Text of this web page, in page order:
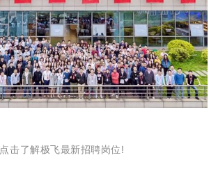
点击了解极飞最新招聘岗位!